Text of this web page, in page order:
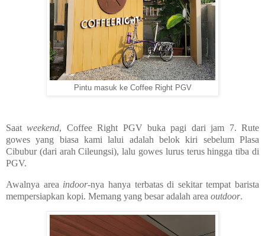
Pintu masuk ke Coffee Right PGV
Saatweekend, Coffee Right PGV buka pagi dari jam 7. Rute
gowes yang biasa kami lalui adalah belok kiri sebelum Plasa
Cibubur (dari arah Cileungsi), lalu gowes lurus terus hingga tiba di
PGV.
Awalnya area indoor-nya hanya terbatas di sekitar tempat barista
mempersiapkan kopi. Memang yang besar adalah area outdoor.